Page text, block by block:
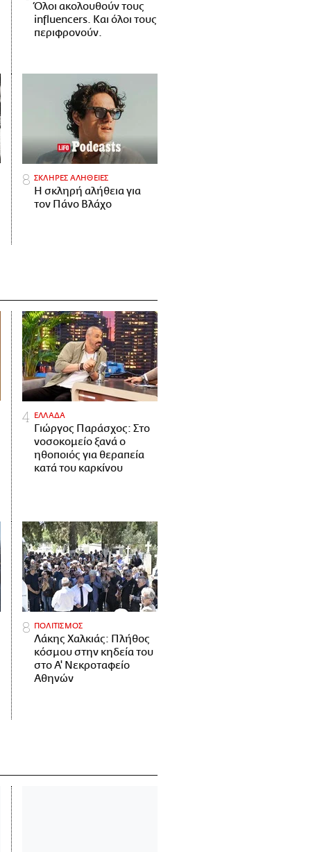
Όλοι ακολουθούν τους
influencers. Και όλοι τους
περιφρονούν.
ΣΚΛΗΡΕΣ ΑΛΗΘΕΙΕΣ
H σκληρή αλήθεια για
τον Πάνο Βλάχο
ΕΛΛΑΔΑ
Γιώργος Παράσχος: Στο
νοσοκομείο ξανά ο
ηθοποιός για θεραπεία
κατά του καρκίνου
ΠΟΛΙΤΙΣΜΟΣ
Λάκης Χαλκιάς: Πλήθος
κόσμου στην κηδεία του
στο Α' Νεκροταφείο
Αθηνών